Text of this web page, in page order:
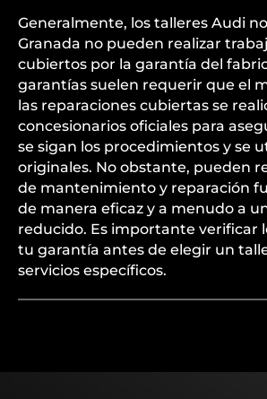
Generalmente, los talleres Audi
Granada no pueden realizar
cubiertos por la garantía del
garantías suelen requerir que el
las reparaciones cubiertas se
concesionarios oficiales para
se sigan los procedimientos y se
originales. No obstante, pueden
de mantenimiento y reparación
de manera eficaz y a menudo a
reducido. Es importante verificar
tu garantía antes de elegir un
servicios específicos.